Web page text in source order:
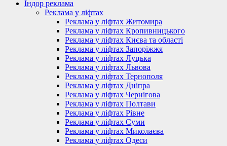
Індор реклама
Реклама у ліфтах
Реклама у ліфтах Житомира
Реклама у ліфтах Кропивницького
Реклама у ліфтах Києва та області
Реклама у ліфтах Запоріжжя
Реклама у ліфтах Луцька
Реклама у ліфтах Львова
Реклама у ліфтах Тернополя
Реклама у ліфтах Дніпра
Реклама у ліфтах Чернігова
Реклама у ліфтах Полтави
Реклама у ліфтах Рівне
Реклама у ліфтах Суми
Реклама у ліфтах Миколаєва
Реклама у ліфтах Одеси